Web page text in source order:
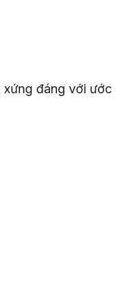
xứng đáng với ước